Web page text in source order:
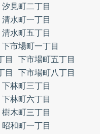
汐見町二丁目
清水町一丁目
清水町五丁目
下市場町一丁目
目
下市場町五丁目
目
下市場町八丁目
下林町三丁目
下林町六丁目
樹木町三丁目
昭和町一丁目